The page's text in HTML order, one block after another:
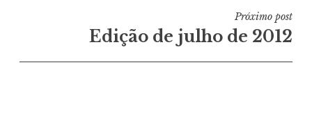
Próximo post
Edição de julho de 2012